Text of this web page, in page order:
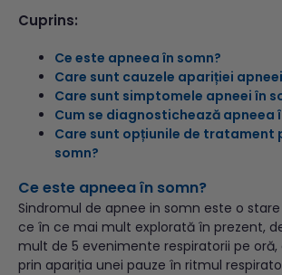
Cuprins:
Ce este apneea în somn?
Care sunt cauzele apariției
Care sunt simptomele apneei în
Cum se diagnostichează apneea
Care sunt opțiunile de tratament
somn?
Ce este apneeaîn somn?
Sindromul de apnee in somn este o
ce în ce mai mult explorată în prezent,
mult de 5 evenimente respiratorii pe
prin apariția unei pauze în ritmul